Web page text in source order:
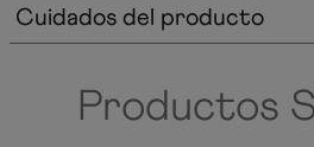
Cuidados del producto
Productos